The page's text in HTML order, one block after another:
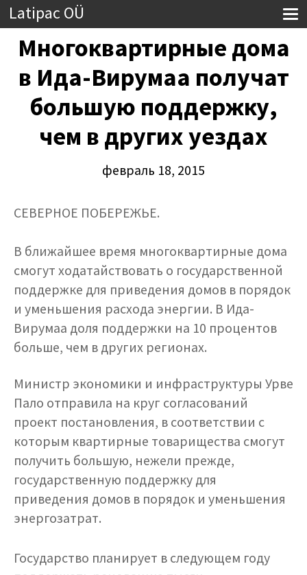
Latipac OÜ
Многоквартирные дома
в Ида-Вирумаа получат
большую поддержку,
чем в других уездах
февраль 18, 2015
СЕВЕРНОЕ ПОБЕРЕЖЬЕ.
В ближайшее время многоквартирные дома
смогут ходатайствовать о государственной
поддержке для приведения домов в порядок
и уменьшения расхода энергии. В Ида-
Вирумаа доля поддержки на 10 процентов
больше, чем в других регионах.
Министр экономики и инфраструктуры Урве
Пало отправила на круг согласований
проект постановления, в соответствии с
которым квартирные товарищества смогут
получить большую, нежели прежде,
государственную поддержку для
приведения домов в порядок и уменьшения
энергозатрат.
Государство планирует в следующем году